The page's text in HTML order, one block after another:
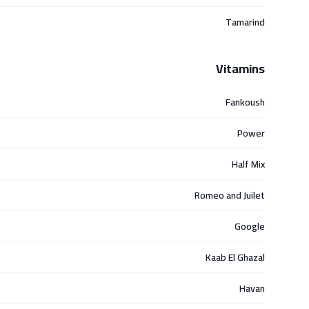
Tamarind
Vitamins
Fankoush
Power
Half Mix
Romeo and Juilet
Google
Kaab El Ghazal
Havan